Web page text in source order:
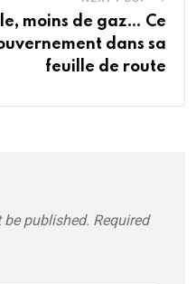
moins de gaz… Ce
dans sa
feuille de route
published. Required